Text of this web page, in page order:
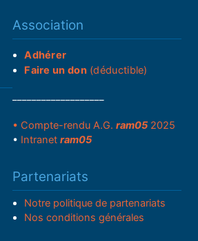
Association
Adhérer
Faire un don(déductible)
• Compte-rendu A.G. ram052025
• Intranet ram05
Partenariats
Notre politique de partenariats
Nos conditions générales